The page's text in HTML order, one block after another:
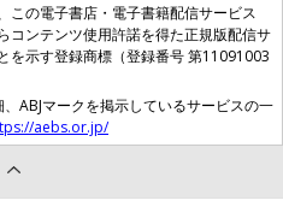
この電子書店・電子書籍配信サービス
コンテンツ使用許諾を得た正規版配信サ
を示す登録商標（登録番号 第11091003
、ABJマークを掲示しているサービスの一
aebs.or.jp/